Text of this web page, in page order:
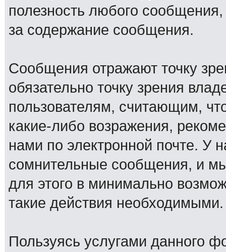
полезность любого
за содержание сообщения.
Сообщения отражают точку
обязательно точку зрения
пользователям, считающим,
какие-либо возражения,
нами по электронной почте. У
сомнительные сообщения, и
для этого в минимально
такие действия необходимыми.
Пользуясь услугами данного